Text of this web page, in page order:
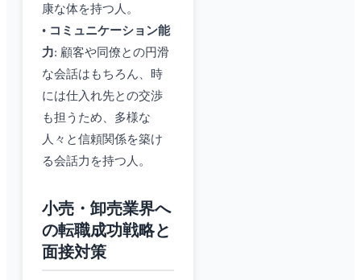
康な体を持つ人。
• コミュニケーション能
力: 顧客や同僚との円滑
な会話はもちろん、時
には仕入れ先との交渉
も担うため、多様な
人々と信頼関係を築け
る会話力を持つ人。
小売・卸売業界へ
の転職成功戦略と
面接対策